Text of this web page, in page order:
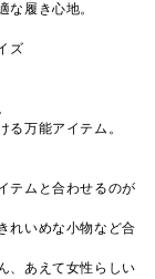
な履き心地。
ズ
る万能アイテム。
テムと合わせるのが
れいめな小物など合
、あえて女性らしい